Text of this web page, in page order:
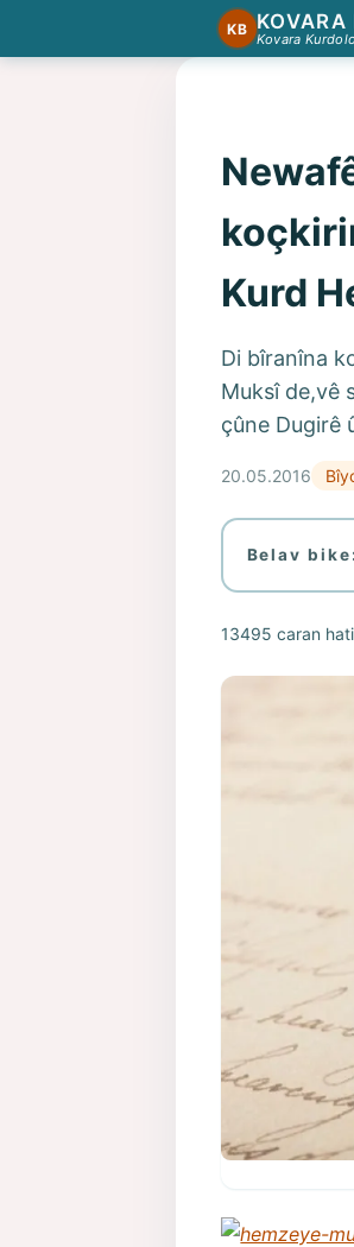
KB KOVARA
Kovara
Kurd
Di bîranîna
Muksî de,vê
çûne Dugirê
20.05.2016
Belav bike:
13495 caran